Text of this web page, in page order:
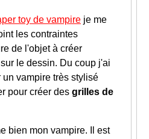
toy de vampire je me
les contraintes
de l'objet à créer
le dessin. Du coup j'ai
vampire très stylisé
pour créer des grilles de
bien mon vampire. Il est